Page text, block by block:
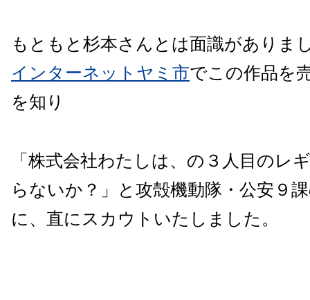
もともと杉本さんとは面識がありま
インターネットヤミ市でこの作品を
を知り
「株式会社わたしは、の３人目のレ
らないか？」と攻殻機動隊・公安９
に、直にスカウトいたしました。